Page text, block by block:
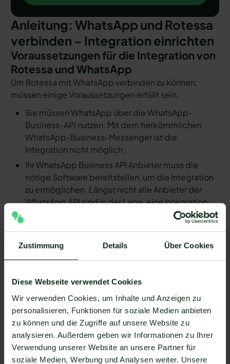
Zustimmung Details Über Cookies
Diese Webseite verwendet Cookies
Wir verwenden Cookies, um Inhalte und Anzeigen zu
personalisieren, Funktionen für soziale Medien anbieten
zu können und die Zugriffe auf unsere Website zu
analysieren. Außerdem geben wir Informationen zu Ihrer
Verwendung unserer Website an unsere Partner für
soziale Medien, Werbung und Analysen weiter. Unsere
Anleitung: WhatsApp und Rotessa
verbinden – Integration einrichten
Voraussetzungen für die Integration von
Rotessa und WhatsApp
Um Rotessa mit WhatsApp verbinden zu können,
müssen einige Voraussetzungen erfüllt sein.
Sie müssen WhatsApp über die WhatsApp-
Business-API nutzen. Mit dem herkömmlichen
WhatsApp-Business-Messenger ist die
Integration nicht möglich.
Ihr WhatsApp Business API Anbieter muss die
nötige Software bereitstellen, um die Integration
zu ermöglichen. Längst nicht alle Anbieter der
WhatsApp API sind in der Lage, eine Integration
von Rotessa und WhatsApp zu ermöglichen. Mit
Mateo stehen Ihnen dank der Zapier Integration
über 6.000 Apps zur Verfügung, die Sie mit
WhatsApp verbinden können. Darunter ist
natürlich auch Rotessa !
Da der Einrichtungsprozess der Integration je nach
dem Anbieter der WhatsApp API Schnittstelle
differenziert, gibt es keine allgemein gültige
Anleitung. Wir zeigen Ihnen im Folgenden, wie die
Einrichtung der Integration von Rotessa und
WhatsApp mit Mateo funktioniert.
So funktioniert die Integration von